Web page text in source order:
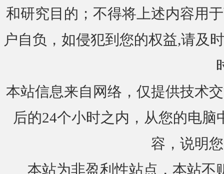
和研究目的；不得将上述内容用
户自负，如侵犯到您的权益,请及
本站信息来自网络，仅提供技术
后的24个小时之内，从您的电
容，说明
本站为非盈利性站点，本站不